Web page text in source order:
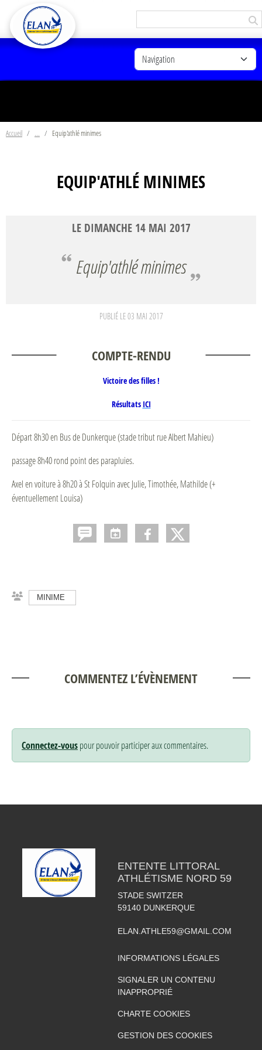
Accueil Equip'athlé minimes
EQUIP'ATHLÉ MINIMES
LE DIMANCHE 14 MAI 2017
Equip'athlé minimes
PUBLIÉ LE03 MAI 2017
COMPTE-RENDU
Victoire des filles !
Résultats ICI
Départ 8h30 en Bus de Dunkerque (stade tribut rue Albert Mahieu)
passage 8h40 rond point des parapluies.
Axel en voiture à 8h20 à St Folquin avec Julie, Timothée, Mathilde (+
éventuellement Louisa)
MINIME
COMMENTEZ L’ÉVÈNEMENT
Connectez-vouspour pouvoir participer aux commentaires.
ENTENTE LITTORAL
ATHLÉTISME NORD 59
STADE SWITZER
59140 DUNKERQUE
ELAN.ATHLE59@GMAIL.COM
INFORMATIONS LÉGALES
SIGNALER UN CONTENU
INAPPROPRIÉ
CHARTE COOKIES
GESTION DES COOKIES
Panneau de gestion des cookies